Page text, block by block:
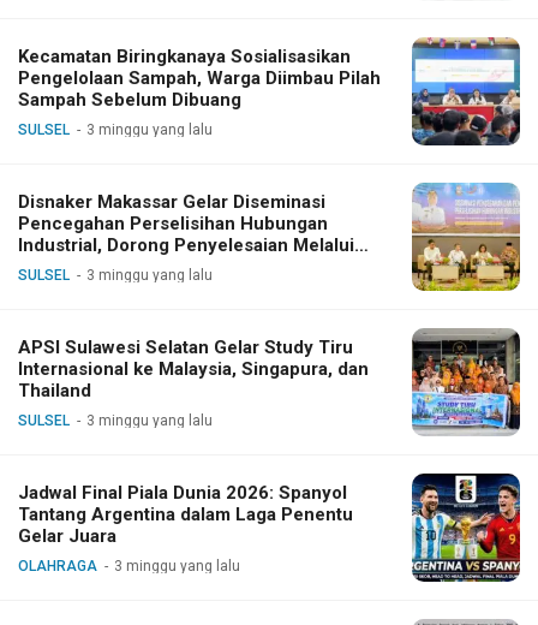
Kecamatan Biringkanaya Sosialisasikan
Pengelolaan Sampah, Warga Diimbau Pilah
Sampah Sebelum Dibuang
SULSEL 3 minggu yang lalu
Disnaker Makassar Gelar Diseminasi
Pencegahan Perselisihan Hubungan
Industrial, Dorong Penyelesaian Melalui
Dialog
SULSEL 3 minggu yang lalu
APSI Sulawesi Selatan Gelar Study Tiru
Internasional ke Malaysia, Singapura, dan
Thailand
SULSEL 3 minggu yang lalu
Jadwal Final Piala Dunia 2026: Spanyol
Tantang Argentina dalam Laga Penentu
Gelar Juara
OLAHRAGA 3 minggu yang lalu